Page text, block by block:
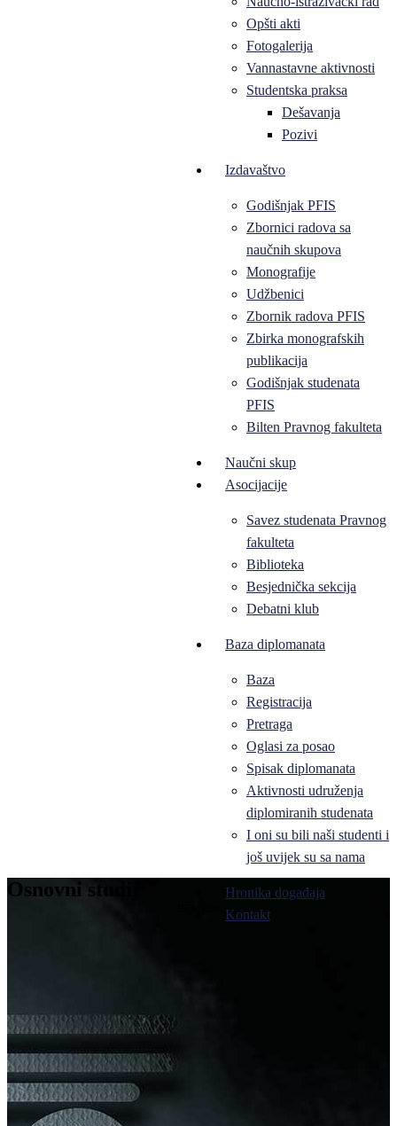
Opšti akti
Fotogalerija
Vannastavne aktivnosti
Studentska praksa
Dešavanja
Pozivi
Izdavaštvo
Godišnjak PFIS
Zbornici radova sa
naučnih skupova
Monografije
Udžbenici
Zbornik radova PFIS
Zbirka monografskih
publikacija
Godišnjak studenata
PFIS
Bilten Pravnog fakulteta
Naučni skup
Asocijacije
Savez studenata Pravnog
fakulteta
Biblioteka
Besjednička sekcija
Debatni klub
Baza diplomanata
Baza
Registracija
Pretraga
Oglasi za posao
Spisak diplomanata
Aktivnosti udruženja
diplomiranih studenata
I oni su bili naši studenti i
još uvijek su sa nama
Hronika događaja
Kontakt
Osnovni studij